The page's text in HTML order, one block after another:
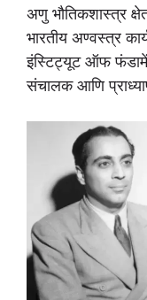
अणु भौतिकशास्त्र
भारतीय अण्वस्त्र
इंस्टिट्यूट ऑफ
संचालक आणि